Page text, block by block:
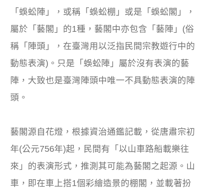
「蜈蚣陣」，或稱「蜈蚣棚」或是「蜈蚣閣」，
屬於「藝閣」的1種，藝閣中亦包含「藝陣」(俗
稱「陣頭」，在臺灣用以泛指民間宗教遊行中的
動態表演)。只是「蜈蚣陣」屬於沒有表演的藝
陣，大致也是臺灣陣頭中唯一不具動態表演的陣
頭。
藝閣源自花燈，根據資治通鑑記載，從唐肅宗初
年(公元756年)起，民間有「以山車路船載樂往
來」的表演形式，推測其可能為藝閣之起源。山
車，即在車上搭1個彩繪造景的棚閣，並載著扮